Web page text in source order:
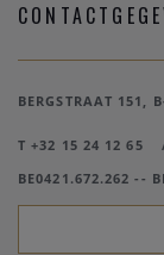
BERGSTRAAT 151,
T +32 15 24 12 65
BE0421.672.262 --